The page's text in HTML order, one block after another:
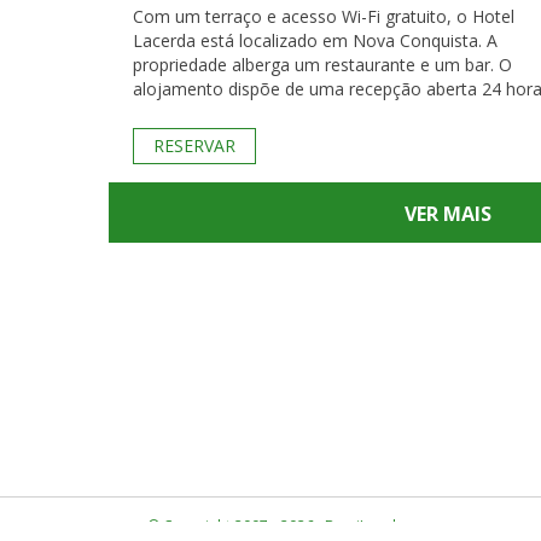
Com um terraço e acesso Wi-Fi gratuito, o Hotel
Lacerda está localizado em Nova Conquista. A
propriedade alberga um restaurante e um bar. O
alojamento dispõe de uma recepção aberta 24
RESERVAR
VER MAIS
© Copyright 2007 - 2026 · BrasiLocal